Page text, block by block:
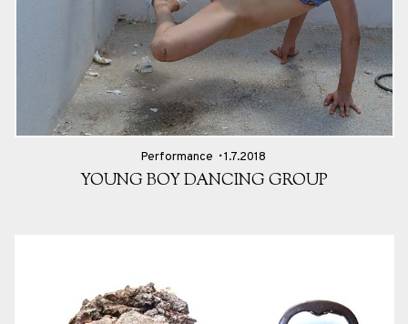
Performance 1.7.2018
YOUNG BOY DANCING GROUP